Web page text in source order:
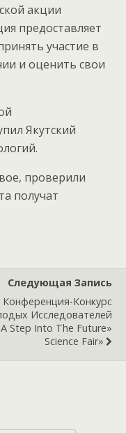
акции
предоставляет
участие в
и оценить свои
Якутский
проверили
получат
Следующая Запись
Конференция-Конкурс
Исследователей
Step Into The Future»
Science Fair»